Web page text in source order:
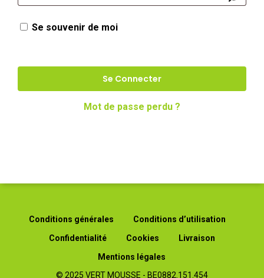
Sous-total :
Se souvenir de moi
Se Connecter
Mot de passe perdu ?
Conditions générales
Conditions d’utilisation
Confidentialité
Cookies
Livraison
Mentions légales
© 2025 VERT MOUSSE - BE0882.151.454